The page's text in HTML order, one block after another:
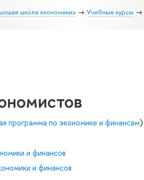
школа экономики» Учебные курсы
программа по экономике и финансам)
и финансов
и финансов